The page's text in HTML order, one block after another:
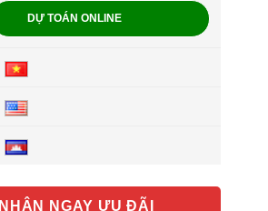
DỰ TOÁN ONLINE
NHẬN NGAY ƯU ĐÃI